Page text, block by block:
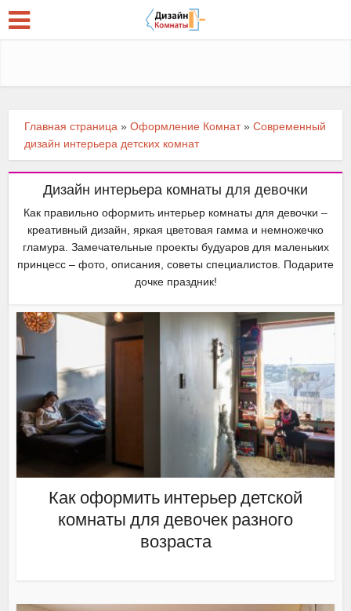
Главная страница »Оформление Комнат»Современный
дизайн интерьера детских комнат
Дизайн интерьера комнаты для девочки
Как правильно оформить интерьер комнаты для девочки –
креативный дизайн, яркая цветовая гамма и немножечко
гламура. Замечательные проекты будуаров для маленьких
принцесс – фото, описания, советы специалистов. Подарите
дочке праздник!
Как оформить интерьер детской
комнаты для девочек разного
возраста